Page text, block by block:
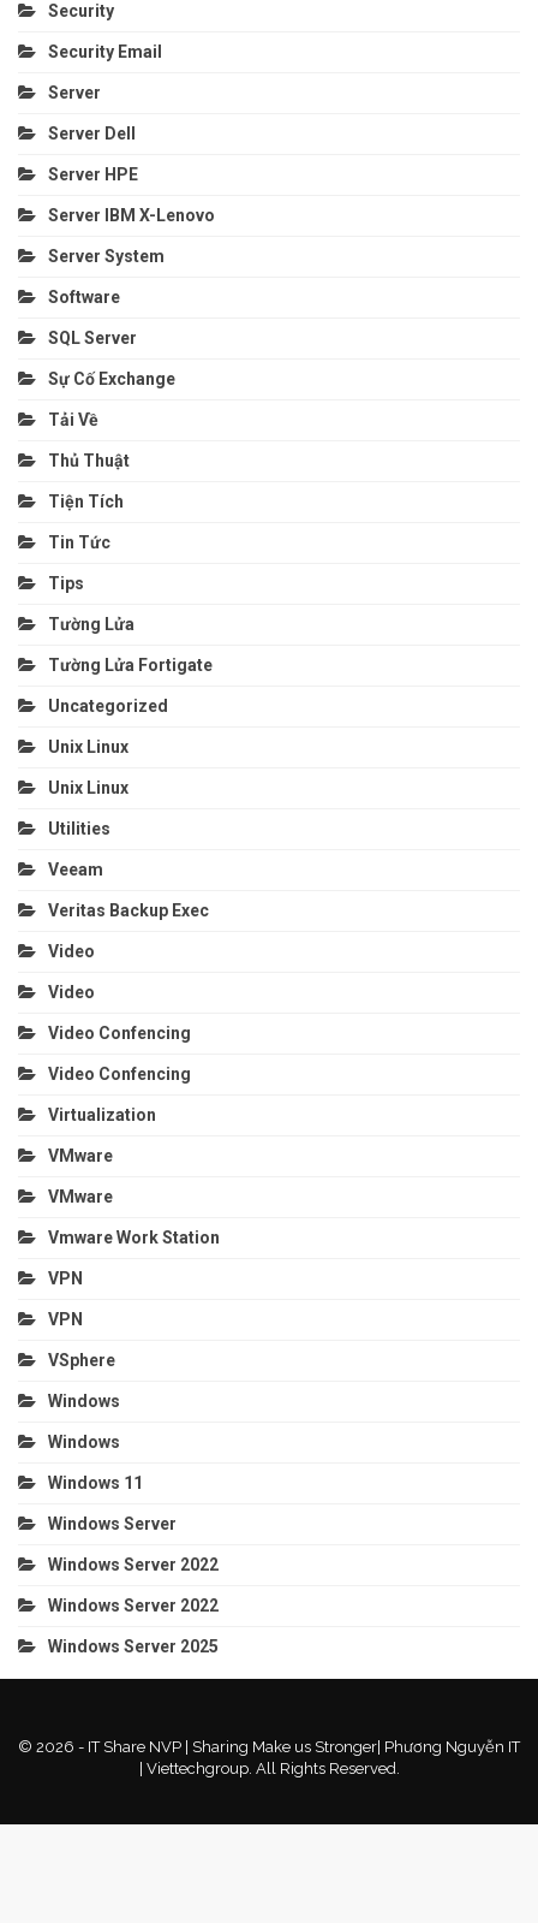
Security
Security Email
Server
Server Dell
Server HPE
Server IBM X-Lenovo
Server System
Software
SQL Server
Sự Cố Exchange
Tải Về
Thủ Thuật
Tiện Tích
Tin Tức
Tips
Tường Lửa
Tường Lửa Fortigate
Uncategorized
Unix Linux
Unix Linux
Utilities
Veeam
Veritas Backup Exec
Video
Video
Video Confencing
Video Confencing
Virtualization
VMware
VMware
Vmware Work Station
VPN
VPN
VSphere
Windows
Windows
Windows 11
Windows Server
Windows Server 2022
Windows Server 2022
Windows Server 2025
© 2026 - IT Share NVP | Sharing Make us Stronger| Phương Nguyễn IT
| Viettechgroup. All Rights Reserved.